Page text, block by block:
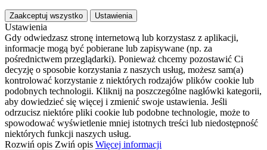
Zaakceptuj wszystko Ustawienia
Ustawienia
Gdy odwiedzasz stronę internetową lub korzystasz z aplikacji,
informacje mogą być pobierane lub zapisywane (np. za
pośrednictwem przeglądarki). Ponieważ chcemy pozostawić Ci
decyzję o sposobie korzystania z naszych usług, możesz sam(a)
kontrolować korzystanie z niektórych rodzajów plików cookie lub
podobnych technologii. Kliknij na poszczególne nagłówki kategorii,
aby dowiedzieć się więcej i zmienić swoje ustawienia. Jeśli
odrzucisz niektóre pliki cookie lub podobne technologie, może to
spowodować wyświetlenie mniej istotnych treści lub niedostępność
niektórych funkcji naszych usług.
Rozwiń opis Zwiń opis Więcej informacji